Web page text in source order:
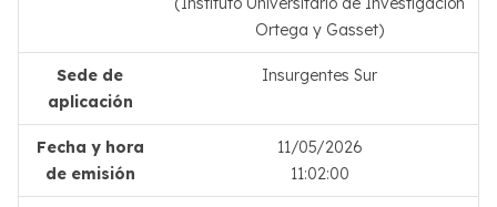
Ortega y Gasset)
Sede de
aplicación
Insurgentes Sur
Fecha y hora
de emisión
11/05/2026
11:02:00